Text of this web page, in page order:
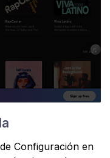
Configuración en